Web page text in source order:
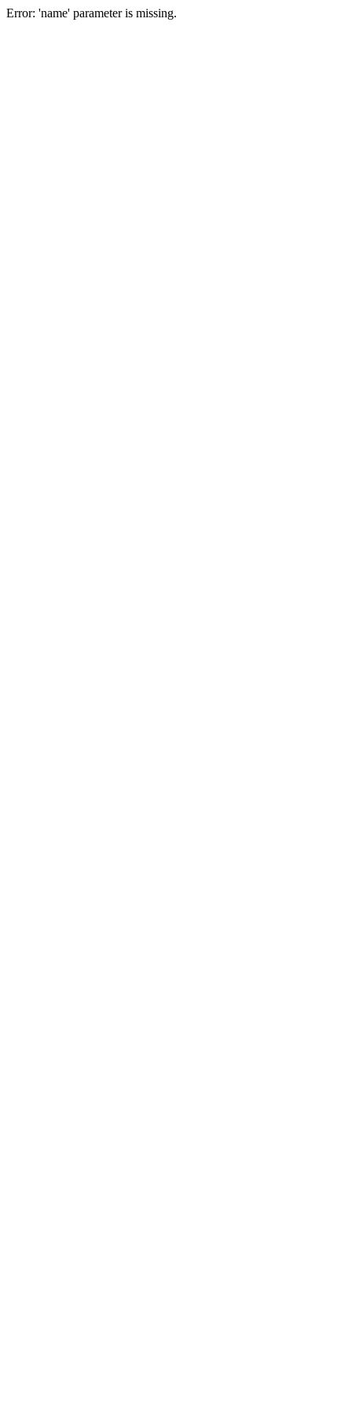
Error: 'name' parameter is missing.